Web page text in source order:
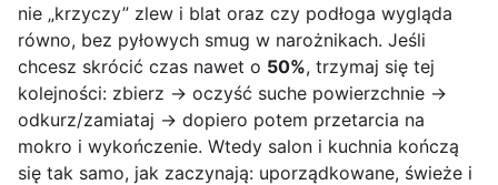
nie „krzyczy” zlew i blat oraz czy podłoga wygląda
równo, bez pyłowych smug w narożnikach. Jeśli
chcesz skrócić czas nawet o 50%, trzymaj się tej
kolejności: zbierz → oczyść suche powierzchnie →
odkurz/zamiataj → dopiero potem przetarcia na
mokro i wykończenie. Wtedy salon i kuchnia kończą
się tak samo, jak zaczynają: uporządkowane, świeże i